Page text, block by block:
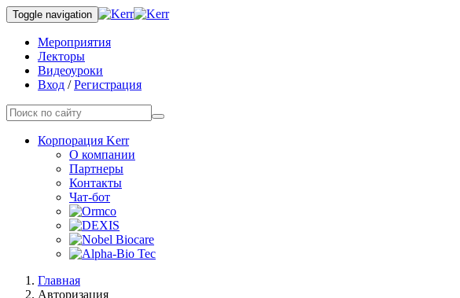
Toggle navigation
Мероприятия
Лекторы
Видеоуроки
Вход /Регистрация
Корпорация Kerr
О компании
Партнеры
Контакты
Чат-бот
Главная
Авторизация